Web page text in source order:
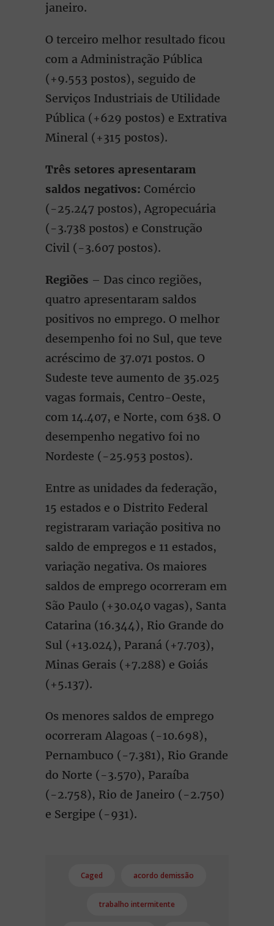
janeiro.
O terceiro melhor resultado ficou
com a Administração Pública
(+9.553 postos), seguido de
Serviços Industriais de Utilidade
Pública (+629 postos) e Extrativa
Mineral (+315 postos).
Três setores apresentaram
saldos negativos: Comércio
(-25.247 postos), Agropecuária
(-3.738 postos) e Construção
Civil (-3.607 postos).
Regiões – Das cinco regiões,
quatro apresentaram saldos
positivos no emprego. O melhor
desempenho foi no Sul, que teve
acréscimo de 37.071 postos. O
Sudeste teve aumento de 35.025
vagas formais, Centro-Oeste,
com 14.407, e Norte, com 638. O
desempenho negativo foi no
Nordeste (-25.953 postos).
Entre as unidades da federação,
15 estados e o Distrito Federal
registraram variação positiva no
saldo de empregos e 11 estados,
variação negativa. Os maiores
saldos de emprego ocorreram em
São Paulo (+30.040 vagas), Santa
Catarina (16.344), Rio Grande do
Sul (+13.024), Paraná (+7.703),
Minas Gerais (+7.288) e Goiás
(+5.137).
Os menores saldos de emprego
ocorreram Alagoas (-10.698),
Pernambuco (-7.381), Rio Grande
do Norte (-3.570), Paraíba
(-2.758), Rio de Janeiro (-2.750)
e Sergipe (-931).
Caged acordo demissão
trabalho intermitente